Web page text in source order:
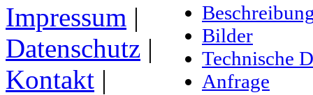
Bilder
Technische
Anfrage
Impressum |
Datenschutz |
Kontakt |